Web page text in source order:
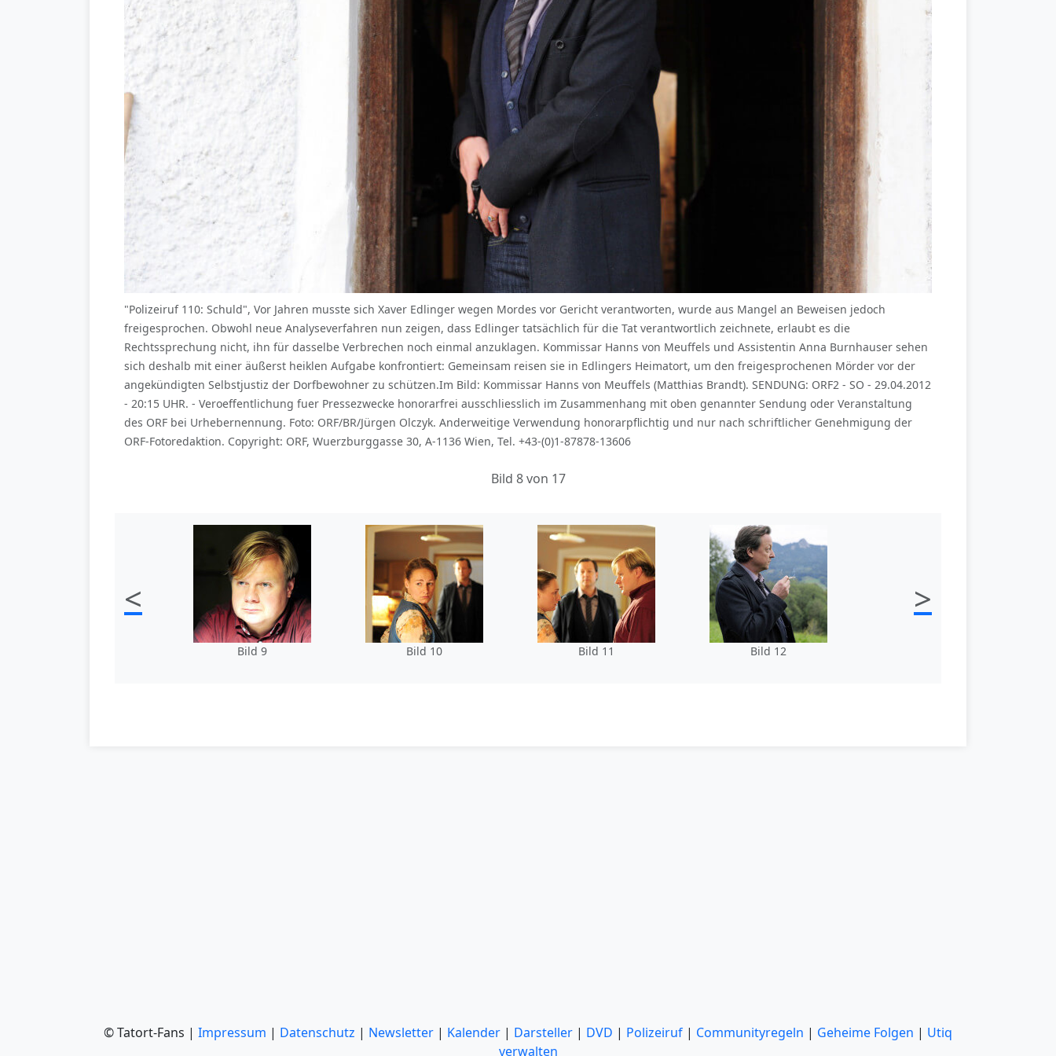
"Polizeiruf 110: Schuld", Vor Jahren musste sich Xaver Edlinger wegen Mordes vor Gericht verantworten, wurde aus Mangel an Beweisen jedoch
freigesprochen. Obwohl neue Analyseverfahren nun zeigen, dass Edlinger tatsächlich für die Tat verantwortlich zeichnete, erlaubt es die
Rechtssprechung nicht, ihn für dasselbe Verbrechen noch einmal anzuklagen. Kommissar Hanns von Meuffels und Assistentin Anna Burnhauser sehen
sich deshalb mit einer äußerst heiklen Aufgabe konfrontiert: Gemeinsam reisen sie in Edlingers Heimatort, um den freigesprochenen Mörder vor der
angekündigten Selbstjustiz der Dorfbewohner zu schützen.Im Bild: Kommissar Hanns von Meuffels (Matthias Brandt). SENDUNG: ORF2 - SO - 29.04.2012
- 20:15 UHR. - Veroeffentlichung fuer Pressezwecke honorarfrei ausschliesslich im Zusammenhang mit oben genannter Sendung oder Veranstaltung
des ORF bei Urhebernennung. Foto: ORF/BR/Jürgen Olczyk. Anderweitige Verwendung honorarpflichtig und nur nach schriftlicher Genehmigung der
ORF-Fotoredaktion. Copyright: ORF, Wuerzburggasse 30, A-1136 Wien, Tel. +43-(0)1-87878-13606
Bild 8 von 17
<
Bild 9 Bild 10 Bild 11 Bild 12
>
© Tatort-Fans | Impressum | Datenschutz | Newsletter | Kalender | Darsteller | DVD | Polizeiruf | Communityregeln | Geheime Folgen | Utiq
verwalten